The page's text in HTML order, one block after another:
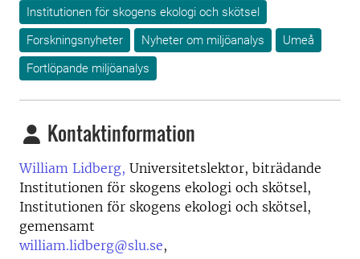
Institutionen för skogens ekologi och skötsel
Forskningsnyheter
Nyheter om miljöanalys
Umeå
Fortlöpande miljöanalys
Kontaktinformation
William Lidberg, Universitetslektor, biträdande
Institutionen för skogens ekologi och skötsel,
Institutionen för skogens ekologi och skötsel,
gemensamt
william.lidberg@slu.se,